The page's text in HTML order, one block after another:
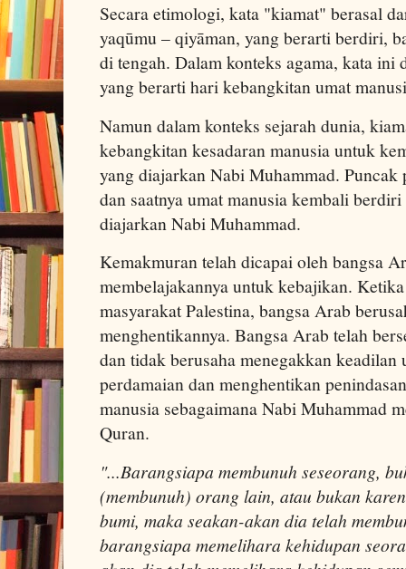
Secara etimologi, kata "kiamat" berasal
yaqūmu – qiyāman, yang berarti berdiri,
di tengah. Dalam konteks agama, kata ini
yang berarti hari kebangkitan umat
Namun dalam konteks sejarah dunia,
kebangkitan kesadaran manusia untuk
yang diajarkan Nabi Muhammad.
dan saatnya umat manusia kembali
diajarkan Nabi Muhammad.
Kemakmuran telah dicapai oleh bangsa
membelajakannya untuk kebajikan.
masyarakat Palestina, bangsa Arab
menghentikannya. Bangsa Arab telah
dan tidak berusaha menegakkan keadilan
perdamaian dan menghentikan
manusia sebagaimana Nabi Muhammad
Quran.
"...Barangsiapa membunuh seseorang,
(membunuh) orang lain, atau bukan
bumi, maka seakan-akan dia telah
barangsiapa memelihara kehidupan